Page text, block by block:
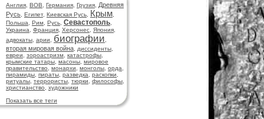
Англия ВОВ Германия Грузия
Древняя
Русь Египет, Киевская Русь Крым
Польша
Рим Русь Севастополь
Украина
Франция Херсонес Япония
адвокаты арии биографии
вторая мировая война диссиденты
евреи
зороастризм катастрофы
крымские татары масоны мировое
правительство
монархи монголы орда
пирамиды пираты разведка раскопки
ритуалы террористы тюрки философы
христианство
художники
Показать все теги